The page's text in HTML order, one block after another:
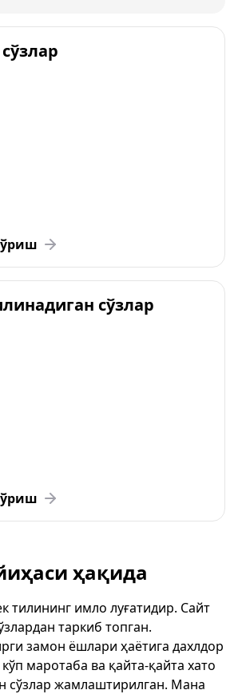
сўзлар
ҳақида
тилининг имло луғатидир. Сайт
таркиб топган.
замон ёшлари ҳаётига дахлдор
маротаба ва қайта-қайта хато
сўзлар жамлаштирилган. Мана